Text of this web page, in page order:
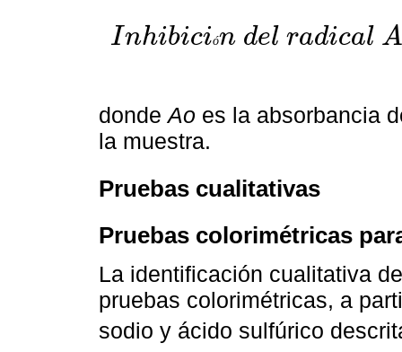
Inhibición del radical
In hibici ón del radical A BTS+•(%) =Ao-Am Ao × 100
dondeAo es la absorbancia
la muestra.
Pruebas cualitativas
Pruebas colorimétricas
La identificación cualitativa
pruebas colorimétricas, a
sodio y ácido sulfúrico